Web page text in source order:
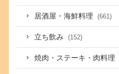
居酒屋・海鮮料理 (661)
立ち飲み (152)
焼肉・ステーキ・肉料理